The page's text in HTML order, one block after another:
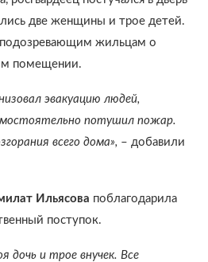
две женщины и трое детей.
жильцам о
помещении.
эвакуацию людей,
потушил пожар.
всего дома», – добавили
Ильясова поблагодарила
поступок.
дочь и трое внучек. Все